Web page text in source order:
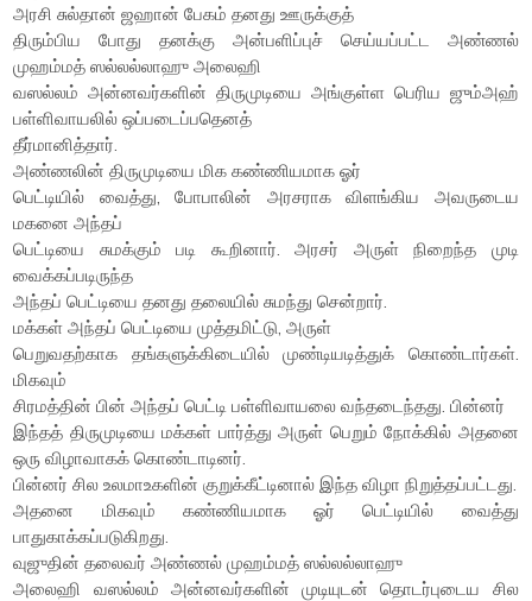
அரசி சுல்தான் ஜஹான் பேகம் தனது ஊருக்குத்
திரும்பிய போது தனக்கு அன்பளிப்புச் செய்யப்பட்ட அண்ணல்
முஹம்மத் ஸல்லல்லாஹு அலைஹி
வஸல்லம் அன்னவர்களின் திருமுடியை அங்குள்ள பெரிய ஜும்அஹ்
பள்ளிவாயலில் ஒப்படைப்பதெனத்
தீர்மானித்தார்.
அண்ணலின் திருமுடியை மிக கண்ணியமாக ஓர்
பெட்டியில் வைத்து, போபாலின் அரசராக விளங்கிய அவருடைய
மகனை அந்தப்
பெட்டியை சுமக்கும் படி கூறினார். அரசர் அருள் நிறைந்த முடி
வைக்கப்படிருந்த
அந்தப் பெட்டியை தனது தலையில் சுமந்து சென்றார்.
மக்கள் அந்தப் பெட்டியை முத்தமிட்டு, அருள்
பெறுவதற்காக தங்களுக்கிடையில் முண்டியடித்துக் கொண்டார்கள்.
மிகவும்
சிரமத்தின் பின் அந்தப் பெட்டி பள்ளிவாயலை வந்தடைந்தது. பின்னர்
இந்தத் திருமுடியை மக்கள் பார்த்து அருள் பெறும் நோக்கில் அதனை
ஒரு விழாவாகக் கொண்டாடினர்.
பின்னர் சில உலமாஉகளின் குறுக்கீட்டினால் இந்த விழா நிறுத்தப்பட்டது.
அதனை மிகவும் கண்ணியமாக ஓர் பெட்டியில் வைத்து
பாதுகாக்கப்படுகிறது.
வுஜுதின் தலைவர் அண்ணல் முஹம்மத் ஸல்லல்லாஹு
அலைஹி வஸல்லம் அன்னவர்களின் முடியுடன் தொடர்புடைய சில